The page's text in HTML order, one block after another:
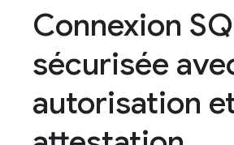
Connexion
sécurisée
autorisation